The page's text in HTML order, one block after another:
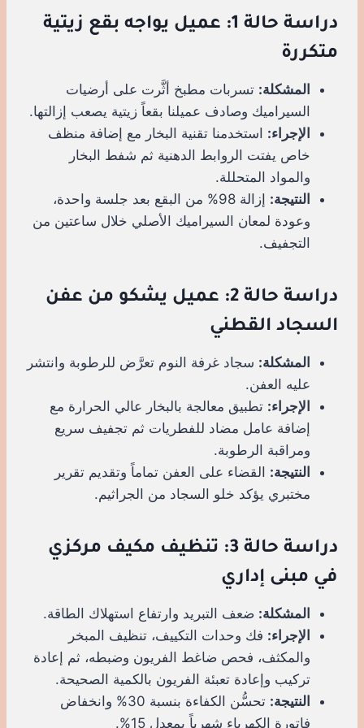
دراسة حالة 1: عميل يواجه بقع زيتية
متكررة
المشكلة: تسربات مطبخ أثَّرت على أرضيات
السيراميك وصادف عميلنا بقعاً زيتية يصعب إزالتها.
الإجراء: استخدمنا تقنية البخار مع إضافة منظف
خاص يفتت الروابط الدهنية ثم شفط البخار
والمواد المتحللة.
النتيجة:
إزالة 98% من البقع بعد جلسة واحدة،
وعودة لمعان السيراميك الأصلي خلال ساعتين من
التجفيف.
دراسة حالة 2: عميل يشكو من عفن
السجاد القطني
المشكلة: سجاد غرفة النوم تعرَّض للرطوبة وانتشر
عليه العفن.
الإجراء: تطبيق معالجة بالبخار عالي الحرارة مع
إضافة عامل مضاد للفطريات ثم تجفيف سريع
ومراقبة الرطوبة.
النتيجة: القضاء على العفن تماماً وتقديم تقرير
مختبري يؤكد خلو السجاد من الجراثيم.
دراسة حالة 3: تنظيف مكيف مركزي
في مبنى إداري
المشكلة: ضعف التبريد وارتفاع استهلاك الطاقة.
الإجراء: فك وحدات التكييف، تنظيف المبخر
والمكثف، فحص ضاغط الفريون وضبطه، ثم إعادة
تركيب وإعادة تعبئة الفريون بالكمية الصحيحة.
النتيجة:
تحسُّن الكفاءة بنسبة 30% وانخفاض
فاتورة الكهرباء شهرياً بمعدل 15%.